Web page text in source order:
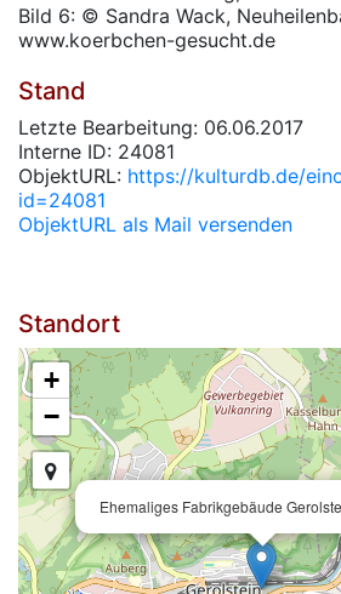
Bild 6: © Sandra Wack,
www.koerbchen-gesucht.de
Stand
Letzte Bearbeitung: 06.06.2017
Interne ID: 24081
ObjektURL: https://kulturdb.de/
id=24081
ObjektURL als Mail versenden
Standort
Ehemaliges Fabrikgebäude
+
−